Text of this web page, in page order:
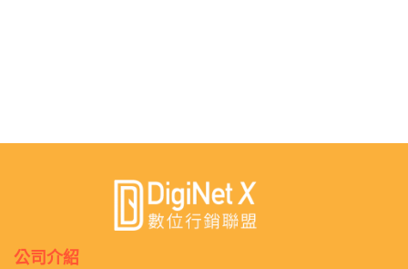
公司介紹